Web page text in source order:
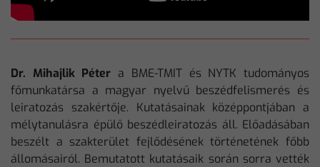
Dr. Mihajlik Péter a BME-TMIT és NYTK tudományos
főmunkatársa a magyar nyelvű beszédfelismerés és
leiratozás szakértője. Kutatásainak középpontjában a
mélytanulásra épülő beszédleiratozás áll. Előadásában
beszélt a szakterület fejlődésének történetének főbb
állomásairól. Bemutatott kutatásaik során sorra vették